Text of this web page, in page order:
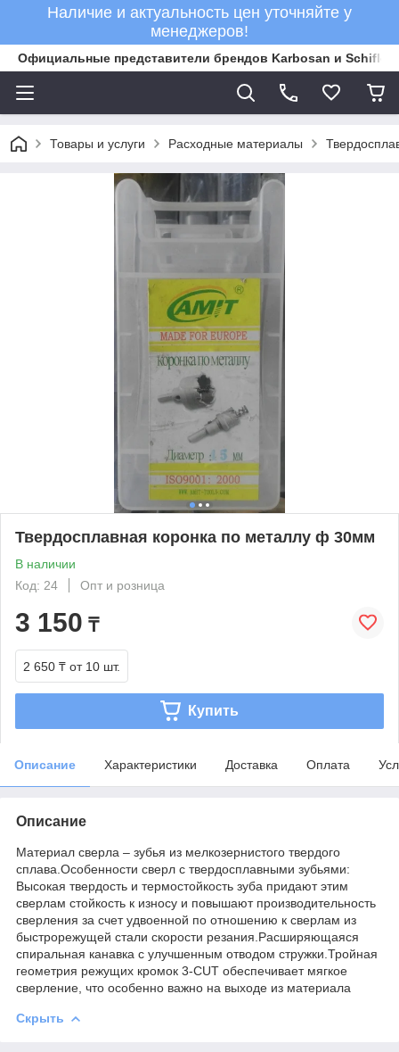
Наличие и актуальность цен уточняйте у
менеджеров!
Официальные представители брендов Karbosan и Schifler
Товары и услуги Расходные материалы
Твердосплавная коронка по металлу ф 30мм
В наличии
Код: 24
Опт и розница
3 150 ₸
2 650 ₸ от 10 шт.
Купить
Описание Характеристики Доставка Оплата
Описание
Материал сверла – зубья из мелкозернистого твердого
сплава.Особенности сверл с твердосплавными зубьями:
Высокая твердость и термостойкость зуба придают этим
сверлам стойкость к износу и повышают производительность
сверления за счет удвоенной по отношению к сверлам из
быстрорежущей стали скорости резания.Расширяющаяся
спиральная канавка с улучшенным отводом стружки.Тройная
геометрия режущих кромок 3-CUT обеспечивает мягкое
сверление, что особенно важно на выходе из материала
Скрыть